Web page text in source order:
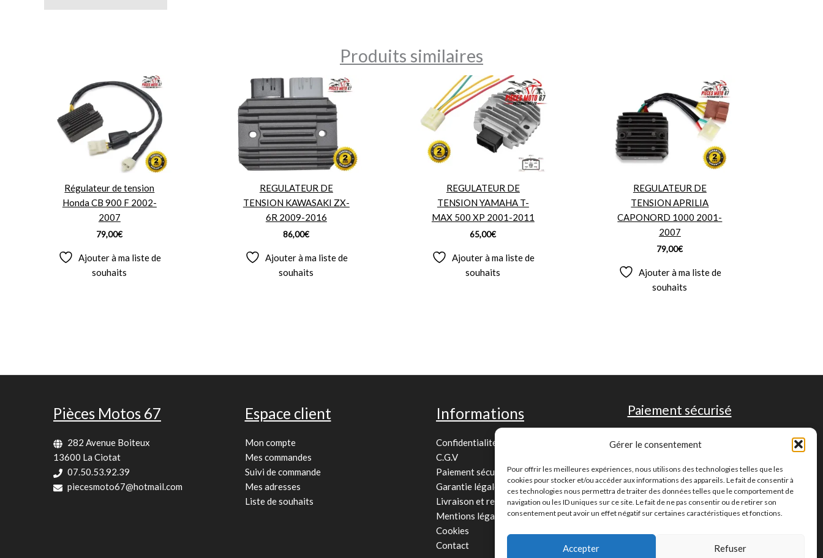
Gérer le consentement
Pour offrir les meilleures expériences, nous utilisons des technologies telles que les
cookies pour stocker et/ou accéder aux informations des appareils. Le fait de consentir à
ces technologies nous permettra de traiter des données telles que le comportement de
navigation ou les ID uniques sur ce site. Le fait de ne pas consentir ou de retirer son
consentement peut avoir un effet négatif sur certaines caractéristiques et fonctions.
Accepter Refuser
Produits similaires
Régulateur de tension
Honda CB 900 F 2002-
2007
79,00€
Ajouter à ma liste de
souhaits
REGULATEUR DE
TENSION KAWASAKI ZX-
6R 2009-2016
86,00€
Ajouter à ma liste de
souhaits
REGULATEUR DE
TENSION YAMAHA T-
MAX 500 XP 2001-2011
65,00€
Ajouter à ma liste de
souhaits
REGULATEUR DE
TENSION APRILIA
CAPONORD 1000 2001-
2007
79,00€
Ajouter à ma liste de
souhaits
Pièces Motos 67
282 Avenue Boiteux
13600 La Ciotat
07.50.53.92.39
piecesmoto67@hotmail.com
Espace client
Mon compte
Mes commandes
Suivi de commande
Mes adresses
Liste de souhaits
Informations
Confidentialité
C.G.V
Paiement sécurisé
Garantie légale
Livraison et retour
Mentions légales
Cookies
Contact
Paiement sécurisé